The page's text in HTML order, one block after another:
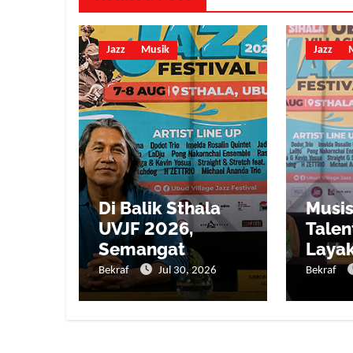
Jazz Musik
Di Balik Sthala
UVJF 2026,
Semangat
Komunitas
Menjaga Festival
Bekraf Jul 30, 2026
Jazz
Bekraf